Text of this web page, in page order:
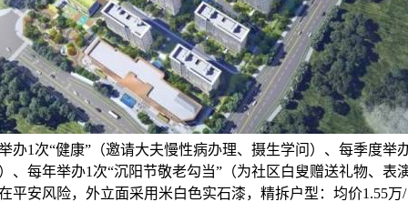
办1次“健康”（邀请大夫慢性病办理、摄生学问）、每季度举
、每年举办1次“沉阳节敬老勾当”（为社区白叟赠送礼物、表
平安风险，外立面采用米白色实石漆，精拆户型：均价1.55